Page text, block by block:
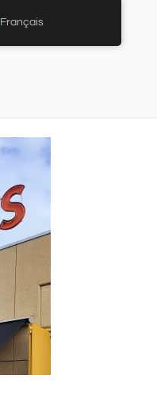
Français